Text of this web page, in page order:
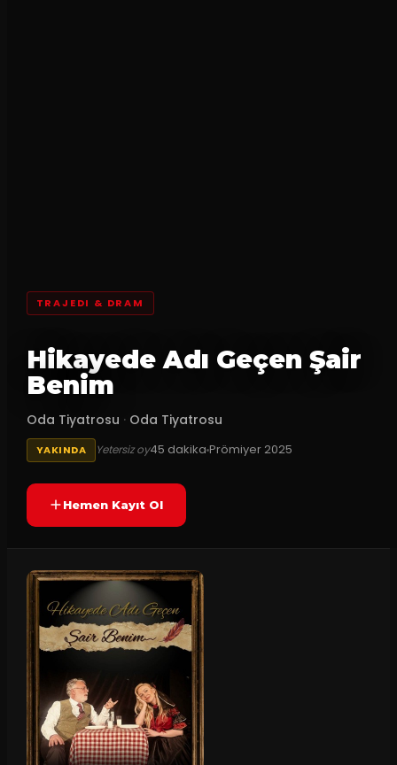
TRAJEDI & DRAM
Hikayede Adı Geçen Şair
Benim
Oda Tiyatrosu · Oda Tiyatrosu
YAKINDA Yetersiz oy45 dakikaPrömiyer 2025
Hemen Kayıt Ol